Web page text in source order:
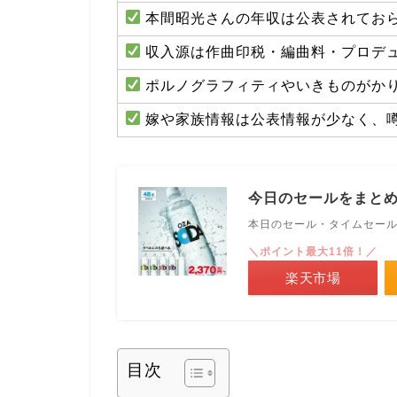
本間昭光さんの年収は公表されてお
収入源は作曲印税・編曲料・プロデ
ポルノグラフィティやいきものがか
嫁や家族情報は公表情報が少なく、
今日のセールをまと
本日のセール・タイムセー
＼ポイント最大11倍！／
楽天市場
目次